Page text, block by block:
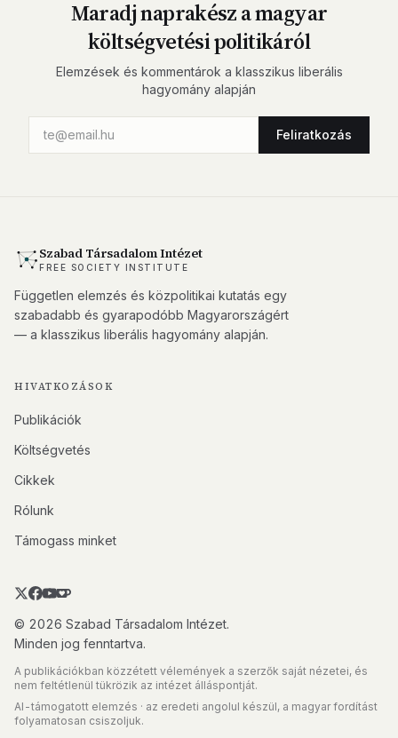
Maradj naprakész a magyar
költségvetési politikáról
Elemzések és kommentárok a klasszikus liberális
hagyomány alapján
Feliratkozás
Szabad Társadalom Intézet
FREE SOCIETY INSTITUTE
Független elemzés és közpolitikai kutatás egy
szabadabb és gyarapodóbb Magyarországért
— a klasszikus liberális hagyomány alapján.
HIVATKOZÁSOK
Publikációk
Költségvetés
Cikkek
Rólunk
Támogass minket
© 2026 Szabad Társadalom Intézet.
Minden jog fenntartva.
A publikációkban közzétett vélemények a szerzők saját nézetei, és
nem feltétlenül tükrözik az intézet álláspontját.
AI-támogatott elemzés · az eredeti angolul készül, a magyar fordítást
folyamatosan csiszoljuk.